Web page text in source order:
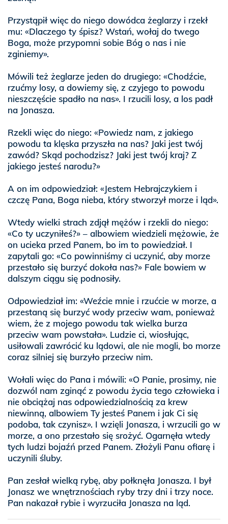
Przystąpił więc do niego dowódca żeglarzy i rzekł
mu: «Dlaczego ty śpisz? Wstań, wołaj do twego
Boga, może przypomni sobie Bóg o nas i nie
zginiemy».
Mówili też żeglarze jeden do drugiego: «Chodźcie,
rzućmy losy, a dowiemy się, z czyjego to powodu
nieszczęście spadło na nas». I rzucili losy, a los padł
na Jonasza.
Rzekli więc do niego: «Powiedz nam, z jakiego
powodu ta klęska przyszła na nas? Jaki jest twój
zawód? Skąd pochodzisz? Jaki jest twój kraj? Z
jakiego jesteś narodu?»
A on im odpowiedział: «Jestem Hebrajczykiem i
czczę Pana, Boga nieba, który stworzył morze i ląd».
Wtedy wielki strach zdjął mężów i rzekli do niego:
«Co ty uczyniłeś?» – albowiem wiedzieli mężowie, że
on ucieka przed Panem, bo im to powiedział. I
zapytali go: «Co powinniśmy ci uczynić, aby morze
przestało się burzyć dokoła nas?» Fale bowiem w
dalszym ciągu się podnosiły.
Odpowiedział im: «Weźcie mnie i rzućcie w morze, a
przestaną się burzyć wody przeciw wam, ponieważ
wiem, że z mojego powodu tak wielka burza
przeciw wam powstała». Ludzie ci, wiosłując,
usiłowali zawrócić ku lądowi, ale nie mogli, bo morze
coraz silniej się burzyło przeciw nim.
Wołali więc do Pana i mówili: «O Panie, prosimy, nie
dozwól nam zginąć z powodu życia tego człowieka i
nie obciążaj nas odpowiedzialnością za krew
niewinną, albowiem Ty jesteś Panem i jak Ci się
podoba, tak czynisz». I wzięli Jonasza, i wrzucili go w
morze, a ono przestało się srożyć. Ogarnęła wtedy
tych ludzi bojaźń przed Panem. Złożyli Panu ofiarę i
uczynili śluby.
Pan zesłał wielką rybę, aby połknęła Jonasza. I był
Jonasz we wnętrznościach ryby trzy dni i trzy noce.
Pan nakazał rybie i wyrzuciła Jonasza na ląd.